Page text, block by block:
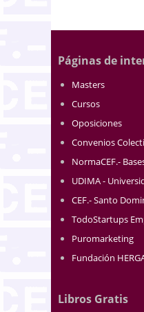
Páginas de
Masters
Cursos
Oposiciones
Convenios
NormaCEF.-
UDIMA -
CEF.- Santo
TodoStartups
Puromarketing
Fundación
Libros Gratis